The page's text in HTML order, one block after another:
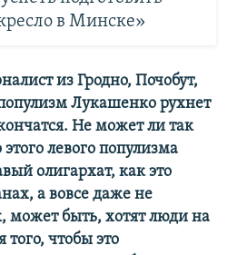
в Минске»
из Гродно, Почобут,
Лукашенко рухнет
Не может ли так
левого популизма
олигархат, как это
а вовсе даже не
может быть, хотят люди на
того, чтобы это